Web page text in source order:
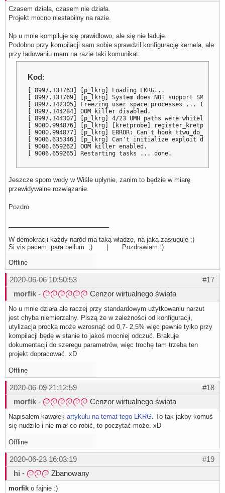
Czasem działa, czasem nie działa.
Projekt mocno niestabilny na razie.
Np u mnie kompiluje się prawidłowo, ale się nie ładuje.
Podobno przy kompilacji sam sobie sprawdził konfigurację kernela, ale
przy ładowaniu mam na razie taki komunikat:
Kod:
[ 8997.131763] [p_lkrg] Loading LKRG...
[ 8997.131769] [p_lkrg] System does NOT support SMAP.
[ 8997.142305] Freezing user space processes ...
[ 8997.144284] OOM killer disabled.
[ 8997.144307] [p_lkrg] 4/23 UMH paths were
[ 9000.994876] [p_lkrg] [kretprobe]
[ 9000.994877] [p_lkrg] ERROR: Can't hook
[ 9006.635346] [p_lkrg] Can't initialize exploit
[ 9006.659262] OOM killer enabled.
[ 9006.659265] Restarting tasks ... done.
Jeszcze sporo wody w Wiśle upłynie, zanim to będzie w miarę
przewidywalne rozwiązanie.
Pozdro
W demokracji każdy naród ma taką władzę, na jaką zasługuje ;)
Si vis pacem para bellum ;) | Pozdrawiam :)
Offline
#17
2020-06-06 10:50:53
morfik - Cenzor wirtualnego świata
No u mnie działa ale raczej przy standardowym użytkowaniu narzut
jest chyba niemierzalny. Piszą że w zależności od konfiguracji,
utylizacja procka może wzrosnąć od 0,7- 2,5% więc pewnie tylko przy
kompilacji będę w stanie to jakoś mocniej odczuć. Brakuje
dokumentacji do szeregu parametrów, więc trochę tam trzeba ten
projekt dopracować. xD
Offline
#18
2020-06-09 21:12:59
morfik - Cenzor wirtualnego świata
Napisałem kawałek artykułu na temat tego LKRG. To tak jakby komuś
się nudziło i nie miał co robić, to poczytać może. xD
Offline
#19
2020-06-23 16:03:19
hi - Zbanowany
morfik o fajnie :)